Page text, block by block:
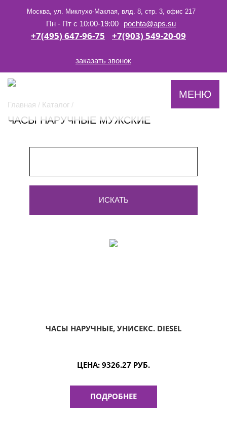
Москва, ул. Миклухо-Маклая, влд. 8, стр. 3, офис 217
Пн - Пт c 10:00-19:00 pochta@aps.su
+7(495) 647-96-75 +7(903) 549-20-09
заказать звонок
МЕНЮ
Главная / Каталог /
ЧАСЫ НАРУЧНЫЕ МУЖСКИЕ
ИСКАТЬ
ЧАСЫ НАРУЧНЫЕ, УНИСЕКС. DIESEL
ЦЕНА:9326.27 РУБ.
ПОДРОБНЕЕ